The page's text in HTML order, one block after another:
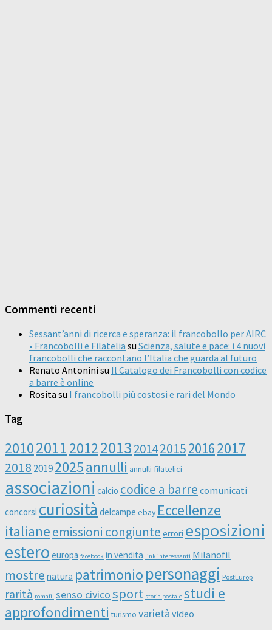
Commenti recenti
Sessant’anni di ricerca e speranza: il francobollo per AIRC
• Francobolli e Filatelia su Scienza, salute e pace: i 4 nuovi
francobolli che raccontano l’Italia che guarda al futuro
Renato Antonini su Il Catalogo dei Francobolli con codice
a barre è online
Rosita su I francobolli più costosi e rari del Mondo
Tag
20102011201220132014201520162017
2018 20192025annulli annulli filatelici
associazioni calcio codice a barre comunicati
concorsi curiosità delcampe ebay Eccellenze
italianeemissioni congiunte errori esposizioni
estero europa facebook in vendita link interessanti Milanofil
mostre natura patrimonio personaggi PostEurop
rarità romafil senso civicosport storia postale studi e
approfondimenti turismo varietà video